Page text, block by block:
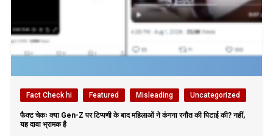
Fact Check hi Featured Misleading Uncategorized
फैक्ट चेकः क्या Gen-Z पर टिप्पणी के बाद महिलाओं ने कंगना रनौत की पिटाई की? नहीं,
यह दावा भ्रामक है